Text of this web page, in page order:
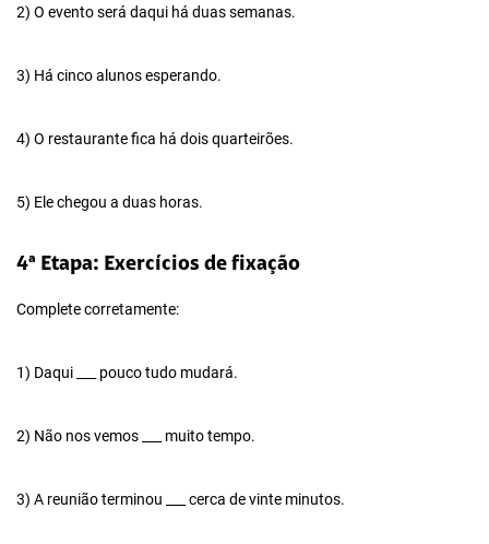
2) O evento será daqui há duas semanas.
3) Há cinco alunos esperando.
4) O restaurante fica há dois quarteirões.
5) Ele chegou a duas horas.
4ª Etapa: Exercícios de fixação
Complete corretamente:
1) Daqui ___ pouco tudo mudará.
2) Não nos vemos ___ muito tempo.
3) A reunião terminou ___ cerca de vinte minutos.